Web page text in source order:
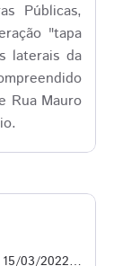
Públicas,
"tapa
laterais da
Rua Mauro
15/03/2022